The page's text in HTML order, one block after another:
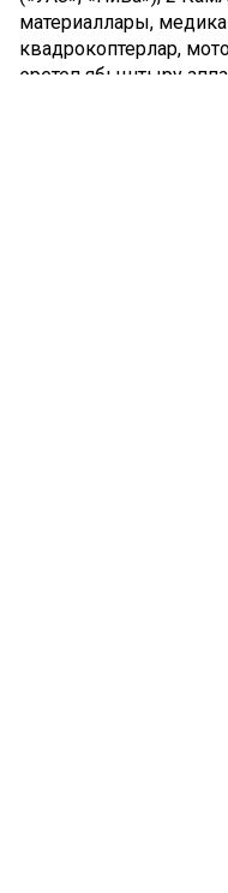
материаллары,
квадрокоптерлар,
эретеп ябыштыру